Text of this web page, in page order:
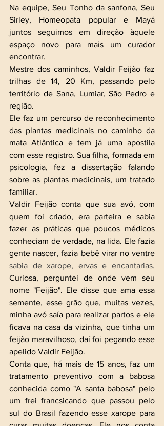
Na equipe, Seu Tonho da sanfona, Seu
Sirley, Homeopata popular e Mayá
juntos seguimos em direção àquele
espaço novo para mais um curador
encontrar.
Mestre dos caminhos, Valdir Feijão faz
trilhas de 14, 20 Km, passando pelo
território de Sana, Lumiar, São Pedro e
região.
Ele faz um percurso de reconhecimento
das plantas medicinais no caminho da
mata Atlântica e tem já uma apostila
com esse registro. Sua filha, formada em
psicologia, fez a dissertação falando
sobre as plantas medicinais, um tratado
familiar.
Valdir Feijão conta que sua avó, com
quem foi criado, era parteira e sabia
fazer as práticas que poucos médicos
conheciam de verdade, na lida. Ele fazia
sabia de xarope, ervas e encantarias.
Curiosa, perguntei de onde vem seu
nome "Feijão". Ele disse que ama essa
semente, esse grão que, muitas vezes,
minha avó saía para realizar partos e ele
ficava na casa da vizinha, que tinha um
feijão maravilhoso, daí foi pegando esse
apelido Valdir Feijão.
Conta que, há mais de 15 anos, faz um
tratamento preventivo com a babosa
conhecida como "A santa babosa" pelo
um frei francsicando que passou pelo
sul do Brasil fazendo esse xarope para